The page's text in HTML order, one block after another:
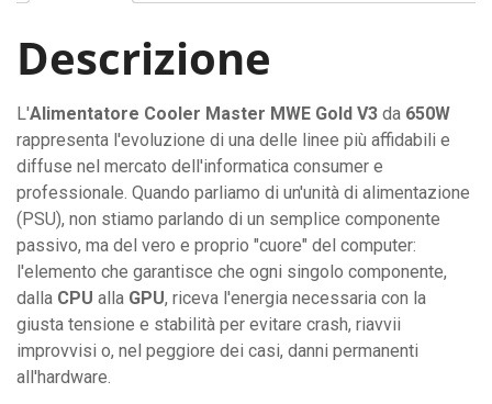
alta
efficienza
energetica
(Certificazione
Gold)
quantità
Descrizione
L'Alimentatore Cooler Master MWE Gold V3 da 650W
rappresenta l'evoluzione di una delle linee più affidabili e
diffuse nel mercato dell'informatica consumer e
professionale. Quando parliamo di un'unità di alimentazione
(PSU), non stiamo parlando di un semplice componente
passivo, ma del vero e proprio "cuore" del computer:
l'elemento che garantisce che ogni singolo componente,
dalla CPU alla GPU, riceva l'energia necessaria con la
giusta tensione e stabilità per evitare crash, riavvii
improvvisi o, nel peggiore dei casi, danni permanenti
all'hardware.